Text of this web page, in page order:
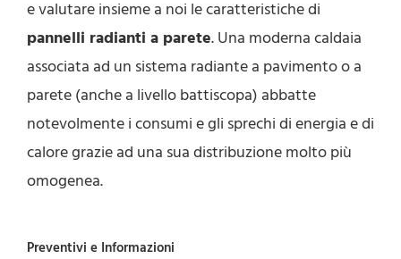
e valutare insieme a noi le caratteristiche di
pannelli radianti a parete. Una moderna caldaia
associata ad un sistema radiante a pavimento o a
parete (anche a livello battiscopa) abbatte
notevolmente i consumi e gli sprechi di energia e di
calore grazie ad una sua distribuzione molto più
omogenea.
Preventivi e Informazioni